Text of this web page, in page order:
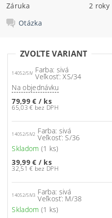
Záruka
2 roky
Otázka
ZVOĽTE VARIANT
14052/SIV Farba: sivá
Veľkosť: XS/34
Na objednávku
79,99 € / ks
65,03 € bez DPH
14052/SIV2 Farba: sivá
Veľkosť: S/36
Skladom (1 ks)
39,99 € / ks
32,51 € bez DPH
14052/SIV3 Farba: sivá
Veľkosť: M/38
Skladom (1 ks)